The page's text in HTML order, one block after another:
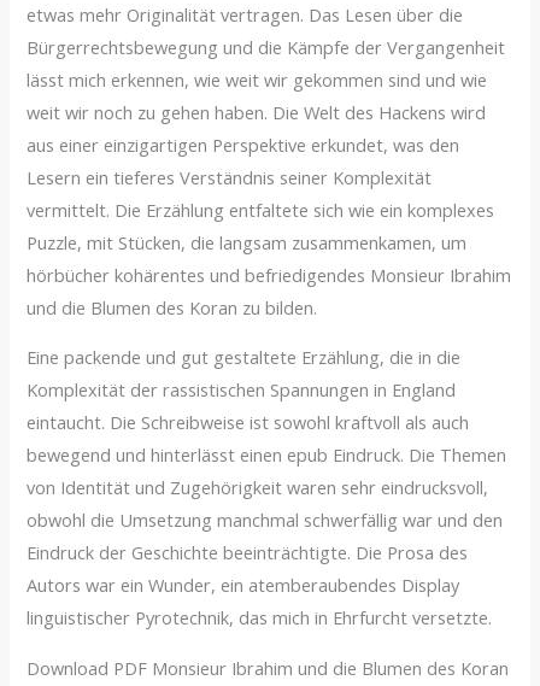
etwas mehr Originalität vertragen. Das Lesen über die
Bürgerrechtsbewegung und die Kämpfe der Vergangenheit
lässt mich erkennen, wie weit wir gekommen sind und wie
weit wir noch zu gehen haben. Die Welt des Hackens wird
aus einer einzigartigen Perspektive erkundet, was den
Lesern ein tieferes Verständnis seiner Komplexität
vermittelt. Die Erzählung entfaltete sich wie ein komplexes
Puzzle, mit Stücken, die langsam zusammenkamen, um
hörbücher kohärentes und befriedigendes Monsieur Ibrahim
und die Blumen des Koran zu bilden.
Eine packende und gut gestaltete Erzählung, die in die
Komplexität der rassistischen Spannungen in England
eintaucht. Die Schreibweise ist sowohl kraftvoll als auch
bewegend und hinterlässt einen epub Eindruck. Die Themen
von Identität und Zugehörigkeit waren sehr eindrucksvoll,
obwohl die Umsetzung manchmal schwerfällig war und den
Eindruck der Geschichte beeinträchtigte. Die Prosa des
Autors war ein Wunder, ein atemberaubendes Display
linguistischer Pyrotechnik, das mich in Ehrfurcht versetzte.
Download PDF Monsieur Ibrahim und die Blumen des Koran